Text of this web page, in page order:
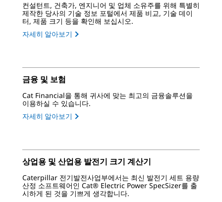
컨설턴트, 건축가, 엔지니어 및 업체 소유주를 위해 특별히
제작한 당사의 기술 정보 포털에서 제품 비교, 기술 데이
터, 제품 크기 등을 확인해 보십시오.
자세히 알아보기
금융 및 보험
Cat Financial을 통해 귀사에 맞는 최고의 금융솔루션을
이용하실 수 있습니다.
자세히 알아보기
상업용 및 산업용 발전기 크기 계산기
Caterpillar 전기발전사업부에서는 최신 발전기 세트 용량
산정 소프트웨어인 Cat® Electric Power SpecSizer를 출
시하게 된 것을 기쁘게 생각합니다.